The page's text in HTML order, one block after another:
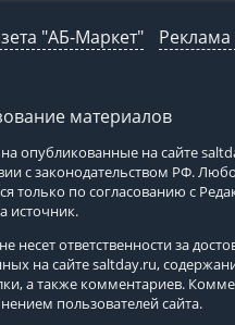
"АБ-Маркет" Реклама
материалов
опубликованные на сайте
с законодательством РФ.
только по согласованию с
источник.
несет ответственности за
на сайтеsaltday.ru,
а также комментариев.
пользователей сайта.